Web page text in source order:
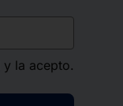
y la acepto.